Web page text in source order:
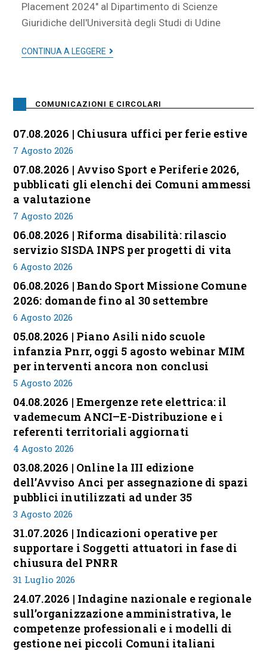
Placement 2024" al Dipartimento di Scienze
Giuridiche dell'Università degli Studi di Udine
CONTINUA A LEGGERE
COMUNICAZIONI E CIRCOLARI
07.08.2026 | Chiusura uffici per ferie estive
7 Agosto 2026
07.08.2026 | Avviso Sport e Periferie 2026,
pubblicati gli elenchi dei Comuni ammessi
a valutazione
7 Agosto 2026
06.08.2026 | Riforma disabilità: rilascio
servizio SISDA INPS per progetti di vita
6 Agosto 2026
06.08.2026 | Bando Sport Missione Comune
2026: domande fino al 30 settembre
6 Agosto 2026
05.08.2026 | Piano Asili nido scuole
infanzia Pnrr, oggi 5 agosto webinar MIM
per interventi ancora non conclusi
5 Agosto 2026
04.08.2026 | Emergenze rete elettrica: il
vademecum ANCI–E-Distribuzione e i
referenti territoriali aggiornati
4 Agosto 2026
03.08.2026 | Online la III edizione
dell’Avviso Anci per assegnazione di spazi
pubblici inutilizzati ad under 35
3 Agosto 2026
31.07.2026 | Indicazioni operative per
supportare i Soggetti attuatori in fase di
chiusura del PNRR
31 Luglio 2026
24.07.2026 | Indagine nazionale e regionale
sull’organizzazione amministrativa, le
competenze professionali e i modelli di
gestione nei piccoli Comuni italiani